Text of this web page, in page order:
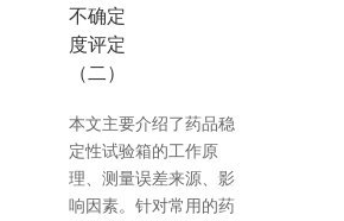
不确定
度评定
（二）
本文主要介绍了药品稳
定性试验箱的工作原
理、测量误差来源、影
响因素。针对常用的药